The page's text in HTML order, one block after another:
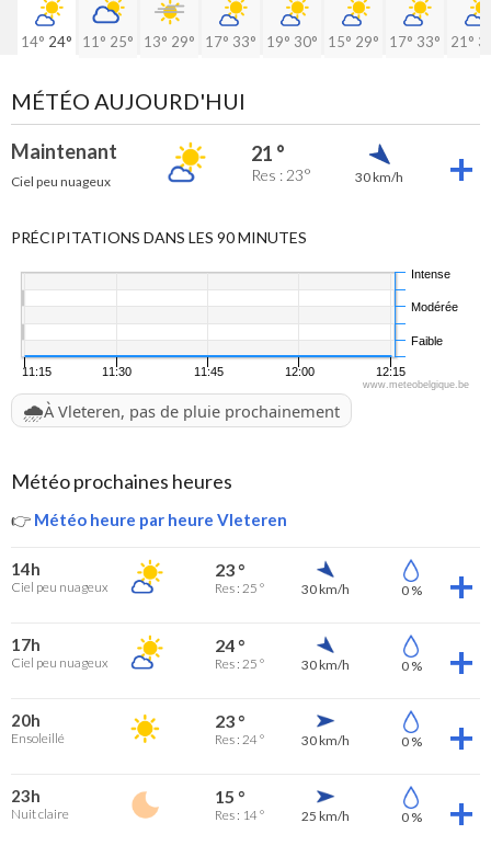
14° 24° 11° 25° 13° 29° 17° 33° 19° 30° 15° 29° 17° 33° 21°
MÉTÉO AUJOURD'HUI
Maintenant
Ciel peu nuageux
21 °
Res : 23° 30 km/h
PRÉCIPITATIONS DANS LES 90 MINUTES
11:15 11:30 11:45 12:00 12:15
Faible
Modérée
Intense
www.meteobelgique.be
🌧️À Vleteren, pas de pluie prochainement
Météo prochaines heures
👉 Météo heure par heure Vleteren
14h
Ciel peu nuageux
23 °
Res : 25 ° 30 km/h 0 %
17h
Ciel peu nuageux
24 °
Res : 25 ° 30 km/h 0 %
20h
Ensoleillé
23 °
Res : 24 ° 30 km/h 0 %
23h
Nuit claire
15 °
Res : 14 ° 25 km/h 0 %